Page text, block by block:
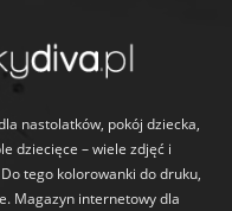
nastolatków, pokój dziecka,
dziecięce – wiele zdjęć i
tego kolorowanki do druku,
Magazyn internetowy dla